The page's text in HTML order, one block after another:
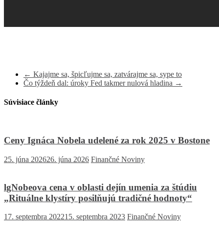
← Kajajme sa, špicľujme sa, zatvárajme sa, sype to
Čo týždeň dal: úroky Fed takmer nulová hladina →
Súvisiace články
Ceny Ignáca Nobela udelené za rok 2025 v Bostone
25. júna 202626. júna 2026 Finančné Noviny
lgNobeova cena v oblasti dejín umenia za štúdiu
„Rituálne klystíry posilňujú tradičné hodnoty“
17. septembra 202215. septembra 2023 Finančné Noviny